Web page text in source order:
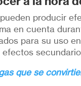
producir
en cuenta
para su uso
que se